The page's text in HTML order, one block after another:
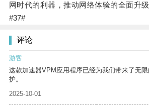
网时代的利器，推动网络体验的全面升级
#37#
评论
游客
这款加速器VPM应用程序已经为我们带来了无
护。
2025-10-01